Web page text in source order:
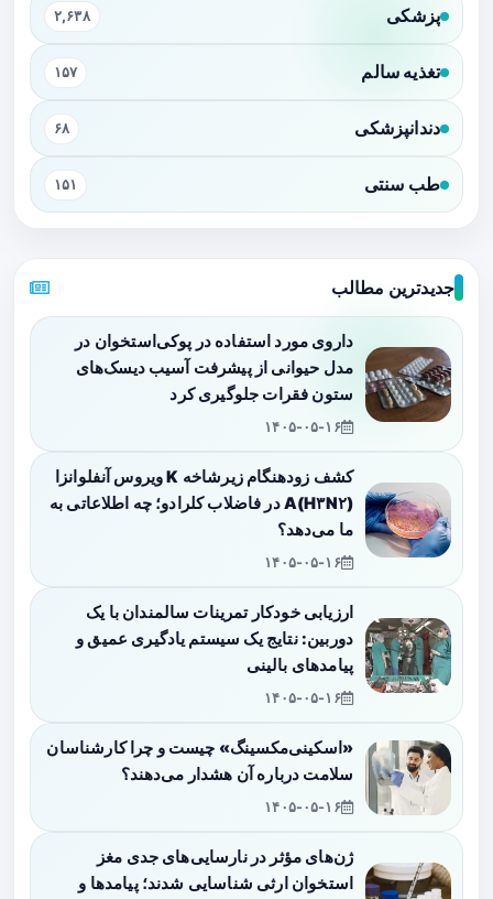
پزشکی ۲,۶۳۸
تغذیه سالم ۱۵۷
دندانپزشکی ۶۸
طب سنتی ۱۵۱
جدیدترین مطالب
داروی مورد استفاده در پوکی‌استخوان در
مدل حیوانی از پیشرفت آسیب دیسک‌های
ستون فقرات جلوگیری کرد
۱۴۰۵-۰۵-۱۶
کشف زودهنگام زیرشاخه K ویروس آنفلوانزا
A(H۳N۲) در فاضلاب کلرادو؛ چه اطلاعاتی به
ما می‌دهد؟
۱۴۰۵-۰۵-۱۶
ارزیابی خودکار تمرینات سالمندان با یک
دوربین: نتایج یک سیستم یادگیری عمیق و
پیامدهای بالینی
۱۴۰۵-۰۵-۱۶
«اسکینی‌مکسینگ» چیست و چرا کارشناسان
سلامت درباره آن هشدار می‌دهند؟
۱۴۰۵-۰۵-۱۶
ژن‌های مؤثر در نارسایی‌های جدی مغز
استخوان ارثی شناسایی شدند؛ پیامدها و